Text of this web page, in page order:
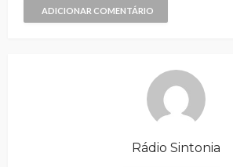
ADICIONAR COMENTÁRIO
Rádio Sintonia